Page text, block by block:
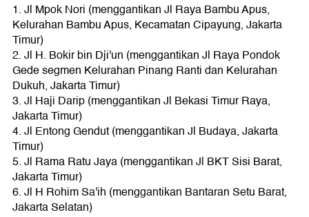
1. Jl Mpok Nori (menggantikan Jl Raya Bambu Apus,
Kelurahan Bambu Apus, Kecamatan Cipayung, Jakarta
Timur)
2. Jl H. Bokir bin Dji'un (menggantikan Jl Raya Pondok
Gede segmen Kelurahan Pinang Ranti dan Kelurahan
Dukuh, Jakarta Timur)
3. Jl Haji Darip (menggantikan Jl Bekasi Timur Raya,
Jakarta Timur)
4. Jl Entong Gendut (menggantikan Jl Budaya, Jakarta
Timur)
5. Jl Rama Ratu Jaya (menggantikan Jl BKT Sisi Barat,
Jakarta Timur)
6. Jl H Rohim Sa'ih (menggantikan Bantaran Setu Barat,
Jakarta Selatan)